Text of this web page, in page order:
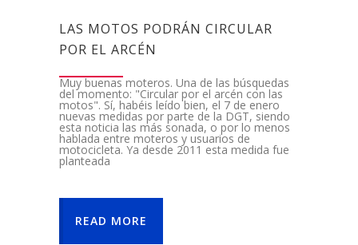
LAS MOTOS PODRÁN CIRCULAR
POR EL ARCÉN
Muy buenas moteros. Una de las búsquedas
del momento: "Circular por el arcén con las
motos". Sí, habéis leído bien, el 7 de enero
nuevas medidas por parte de la DGT, siendo
esta noticia las más sonada, o por lo menos
hablada entre moteros y usuarios de
motocicleta. Ya desde 2011 esta medida fue
planteada
READ MORE